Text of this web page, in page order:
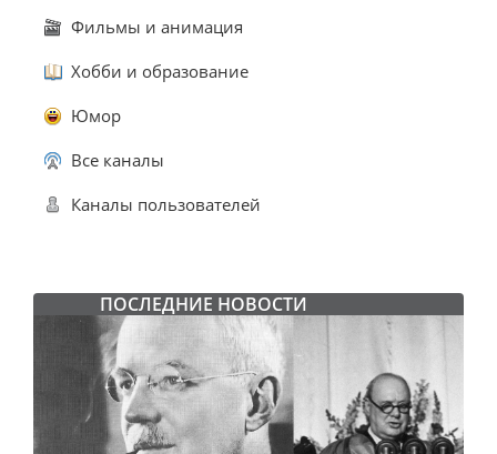
Фильмы и анимация
Хобби и образование
Юмор
Все каналы
Каналы пользователей
ПОСЛЕДНИЕ НОВОСТИ